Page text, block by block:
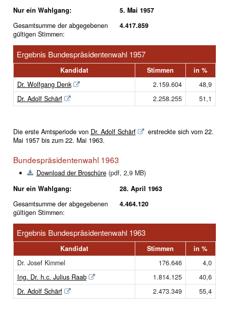
Nur ein Wahlgang:
Gesamtsumme der abgegebenen
gültigen Stimmen:
5. Mai 1957
4.417.859
Ergebnis Bundespräsidentenwahl 1957
Kandidat Stimmen
in %
Dr. Wolfgang Denk
2.159.604
48,9
Dr. Adolf Schärf
2.258.255 51,1
Die erste Amtsperiode von Dr. Adolf Schärf
erstreckte sich vom 22.
Mai 1957 bis zum 22. Mai 1963.
Bundespräsidentenwahl 1963
Download der Broschüre(pdf, 2,9 MB)
Nur ein Wahlgang:
Gesamtsumme der abgegebenen
gültigen Stimmen:
28. April 1963
4.464.120
Ergebnis Bundespräsidentenwahl 1963
Kandidat Stimmen
in %
Dr. Josef Kimmel
176.646
4,0
Ing. Dr. h.c. Julius Raab
1.814.125
40,6
Dr. Adolf Schärf
2.473.349 55,4